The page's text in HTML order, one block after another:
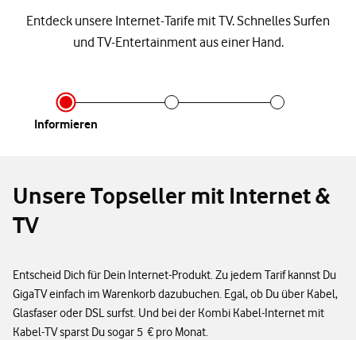
Entdeck unsere Internet-Tarife mit TV. Schnelles Surfen
und TV-Entertainment aus einer Hand.
Infor­mieren
Unsere Topseller mit Internet &
TV
Entscheid Dich für Dein Internet-Produkt. Zu jedem Tarif kannst Du
GigaTV einfach im Warenkorb dazubuchen. Egal, ob Du über Kabel,
Glasfaser oder DSL surfst. Und bei der Kombi Kabel-Internet mit
Kabel-TV sparst Du sogar 5 € pro Monat.